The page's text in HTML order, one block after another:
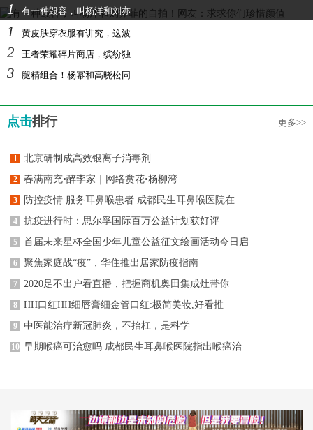
1 有一种毁容，叫杨洋和刘亦
1 黄皮肤穿衣服有讲究，这波
2 王者荣耀碎片商店，缤纷独
3 腿精组合！杨幂和高晓松同
点击排行 更多>>
1 北京研制成高效银离子消毒剂
2 春满南充•醉李家｜网络赏花•杨柳湾
3 防控疫情 服务耳鼻喉患者 成都民生耳鼻喉医院在
4 抗疫进行时：思尔孚国际百万公益计划获好评
5 首届未来星杯全国少年儿童公益征文绘画活动今日启
6 聚焦家庭战“疫”，华住推出居家防疫指南
7 2020足不出户看直播，把握商机奥田集成灶带你
8 HH口红HH细唇膏细金管口红:极简美妆,好看推
9 中医能治疗新冠肺炎，不抬杠，是科学
10 早期喉癌可治愈吗 成都民生耳鼻喉医院指出喉癌治